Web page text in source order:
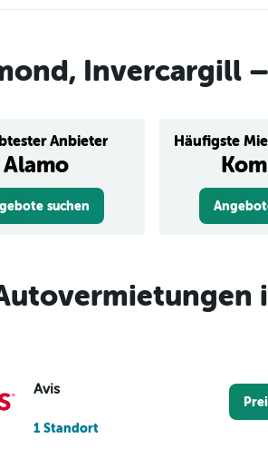
Invercargill
Anbieter
Alamo
Häufigste
suchen
Avis
1 Standort